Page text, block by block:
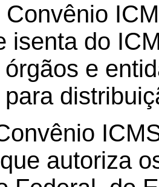
Convênio
isenta do
e
autoriza